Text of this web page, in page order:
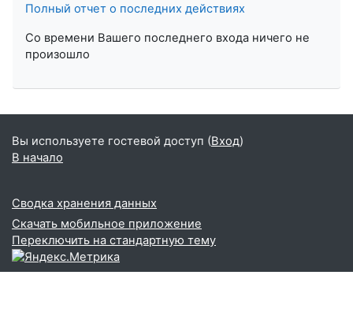
Полный отчет о последних действиях
Со времени Вашего последнего входа ничего не
произошло
Вы используете гостевой доступ (Вход)
В начало
Сводка хранения данных
Скачать мобильное приложение
Переключить на стандартную тему